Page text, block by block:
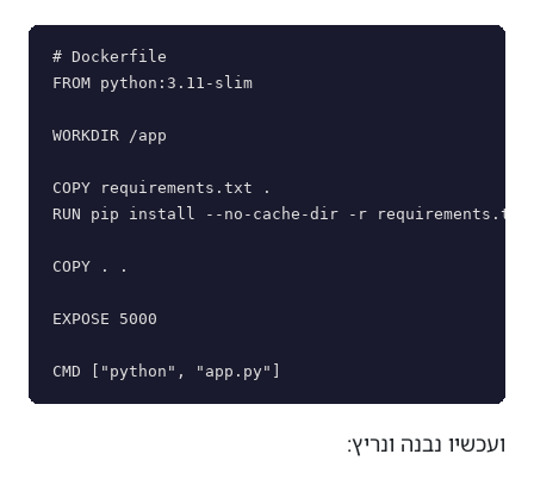
# Dockerfile
FROM python:3.11-slim
WORKDIR /app
COPY requirements.txt .
RUN pip install --no-cache-dir -r requirements.txt
COPY . .
EXPOSE 5000
CMD ["python", "app.py"]
ועכשיו נבנה ונריץ: